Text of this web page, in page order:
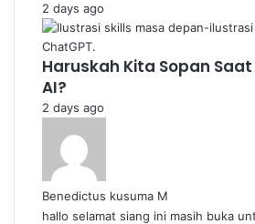
2 days ago
Haruskah Kita Sopan
AI?
2 days ago
Benedictus kusuma M
hallo selamat siang ini masih buka